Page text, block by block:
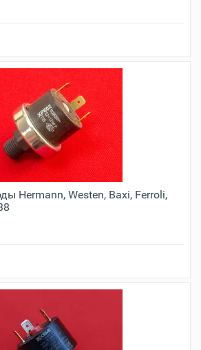
Hermann, Westen, Baxi, Ferroli,